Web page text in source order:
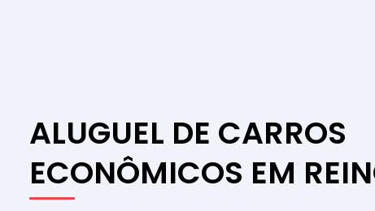
ALUGUEL DE CARROS
ECONÔMICOS EM